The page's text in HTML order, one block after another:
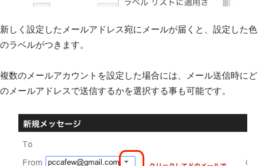
新しく設定したメールアドレス宛にメールが届くと、設定した色
のラベルがつきます。
複数のメールアカウントを設定した場合には、メール送信時にど
のメールアドレスで送信するかを選択する事も可能です。